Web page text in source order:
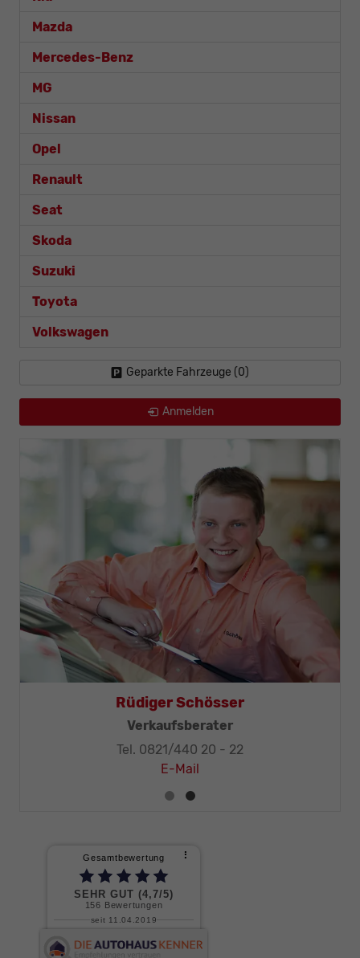
Mazda
Mercedes-Benz
MG
Nissan
Opel
Renault
Seat
Skoda
Suzuki
Toyota
Volkswagen
Geparkte Fahrzeuge (0)
Anmelden
Rüdiger Schösser
Verkaufsberater
Tel. 0821/440 20 - 22